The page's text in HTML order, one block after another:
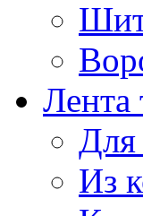
Лента
Для
Из